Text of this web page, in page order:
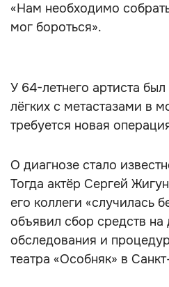
«Нам необходимо
мог бороться».
У 64-летнего артиста
лёгких с метастазами в
требуется новая
О диагнозе стало
Тогда актёр Сергей
его коллеги «случилась
объявил сбор средств
обследования и
театра «Особняк» в